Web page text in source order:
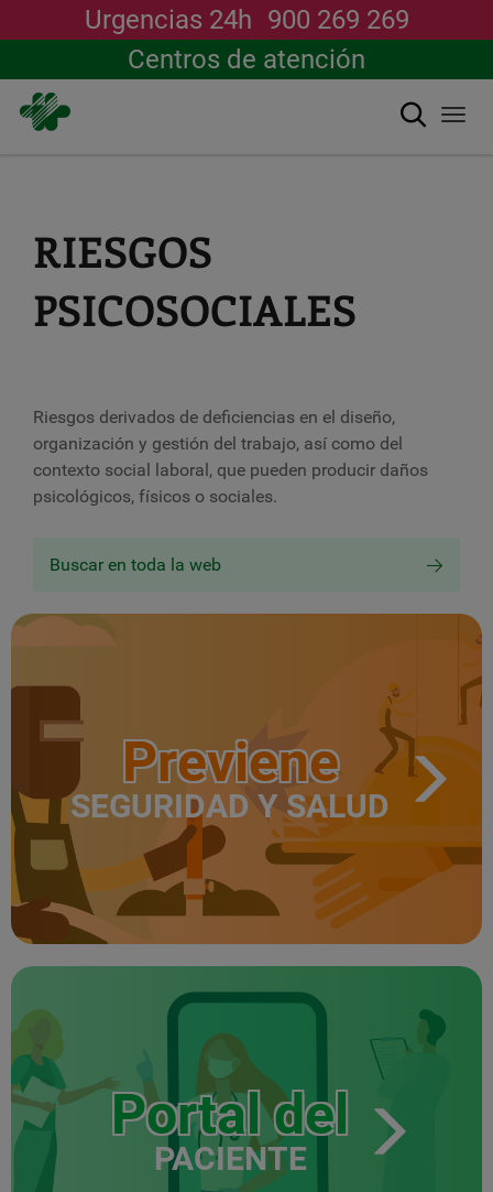
Urgencias 24h 900 269 269
Centros de atención
Buscar
RIESGOS
PSICOSOCIALES
Riesgos derivados de deficiencias en el diseño,
organización y gestión del trabajo, así como del
contexto social laboral, que pueden producir daños
psicológicos, físicos o sociales.
Buscar en toda la web
Previene
SEGURIDAD Y SALUD
Portal del
PACIENTE